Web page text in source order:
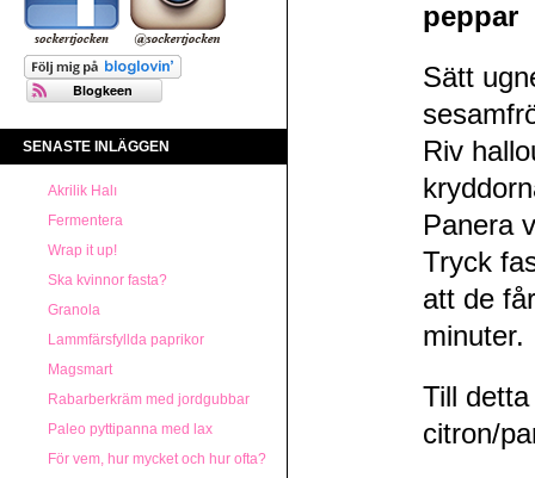
SENASTE INLÄGGEN
Akrilik Halı
Fermentera
Wrap it up!
Ska kvinnor fasta?
Granola
Lammfärsfyllda paprikor
Magsmart
Rabarberkräm med jordgubbar
Paleo pyttipanna med lax
För vem, hur mycket och hur ofta?
peppar
Sätt
Riv
Panera
Tryck
att de
minuter.
Till
citron/